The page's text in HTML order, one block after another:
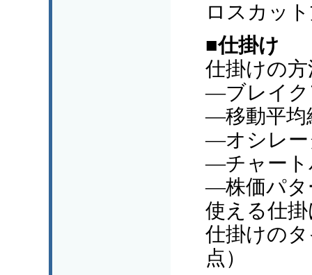
ロスカッ
■仕掛け
仕掛けの方
―ブレイク
―移動平均
―オシレー
―チャート
―株価パタ
使える仕
仕掛けの
点）